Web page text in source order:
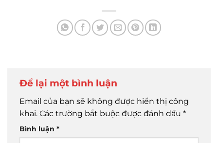
Để lại một bình luận
Email của bạn sẽ không được hiển thị công
khai. Các trường bắt buộc được đánh dấu *
Bình luận *